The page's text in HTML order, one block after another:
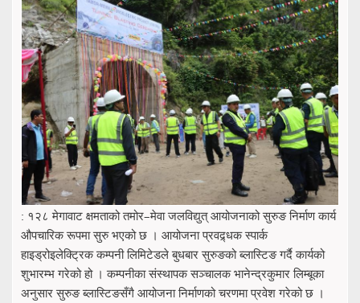
: १२८ मेगावाट क्षमताको तमोर–मेवा जलविद्युत् आयोजनाको सुरुङ निर्माण कार्य
औपचारिक रूपमा सुरु भएको छ । आयोजना प्रवद्र्धक स्पार्क
हाइड्रोइलेक्ट्रिक कम्पनी लिमिटेडले बुधबार सुरुङको ब्लास्टिङ गर्दै कार्यको
शुभारम्भ गरेको हो । कम्पनीका संस्थापक सञ्चालक भानेन्द्रकुमार लिम्बूका
अनुसार सुरुङ ब्लास्टिङसँगै आयोजना निर्माणको चरणमा प्रवेश गरेको छ ।